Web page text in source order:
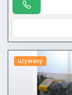
używany